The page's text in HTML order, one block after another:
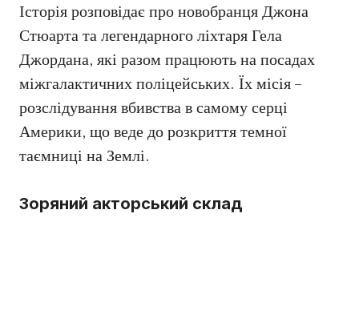
Історія розповідає про новобранця Джона
Стюарта та легендарного ліхтаря Гела
Джордана, які разом працюють на посадах
міжгалактичних поліцейських. Їх місія –
розслідування вбивства в самому серці
Америки, що веде до розкриття темної
таємниці на Землі.
Зоряний акторський склад